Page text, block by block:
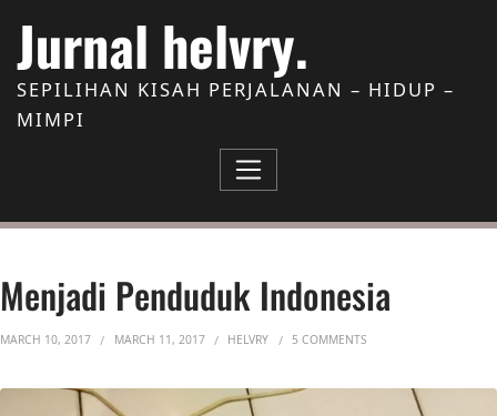
Jurnal helvry.
SEPILIHAN KISAH PERJALANAN – HIDUP –
MIMPI
Menjadi Penduduk Indonesia
MARCH 10, 2017 MARCH 11, 2017 HELVRY 5 COMMENTSON MENJADI